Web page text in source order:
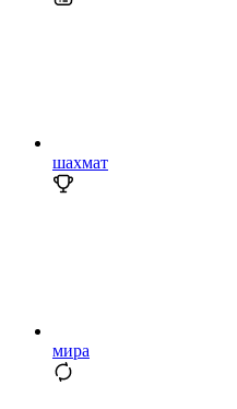
шахмат
мира